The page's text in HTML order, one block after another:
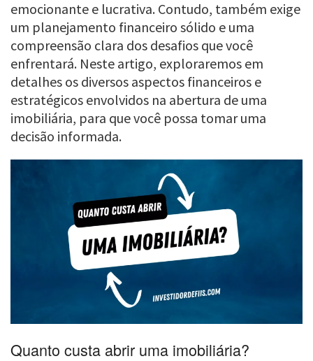
emocionante e lucrativa. Contudo, também exige
um planejamento financeiro sólido e uma
compreensão clara dos desafios que você
enfrentará. Neste artigo, exploraremos em
detalhes os diversos aspectos financeiros e
estratégicos envolvidos na abertura de uma
imobiliária, para que você possa tomar uma
decisão informada.
Quanto custa abrir uma imobiliária?